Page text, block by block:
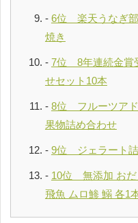
6位 楽天うなぎ部
焼き
7位 8年連続金賞
せセット10本
8位 フルーツアド
果物詰め合わせ
9位 ジェラート詰
10位 無添加 おだ
飛魚 ムロ鯵 鰯 各1本